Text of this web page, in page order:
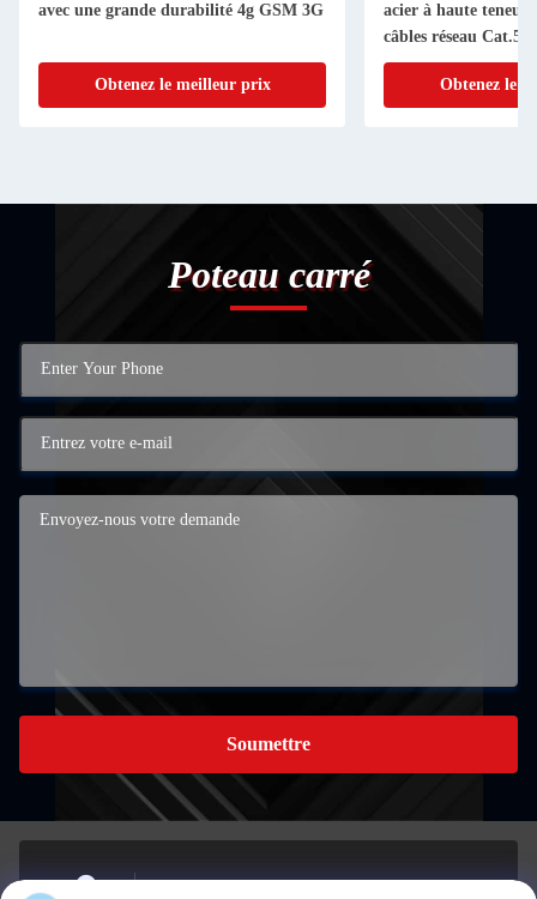
avec une grande durabilité 4g GSM 3G
Obtenez le meilleur prix
acier à haute teneur
câbles réseau Cat.5
connecteurs RJ11
Obtenez le
Poteau carré
Soumettre